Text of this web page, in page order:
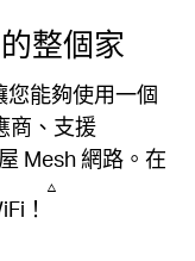
整個家
能夠使用一個
商、支援
Mesh 網路。在
！
△